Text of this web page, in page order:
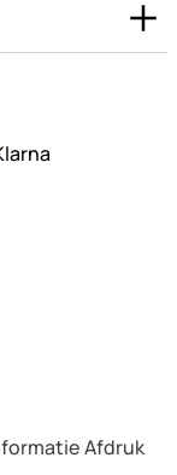
Afdruk